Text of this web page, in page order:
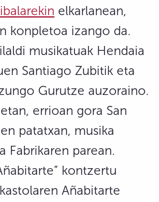
elkarlanean,
konpletoa izango da.
musikatuak Hendaia
Santiago Zubitik eta
Gurutze auzoraino.
errioan gora San
patatxan, musika
Fabrikaren parean.
kontzertu
Añabitarte